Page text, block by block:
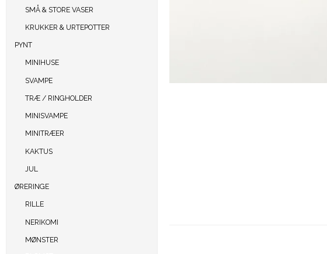
SMÅ & STORE VASER
KRUKKER & URTEPOTTER
PYNT
MINIHUSE
SVAMPE
TRÆ / RINGHOLDER
MINISVAMPE
MINITRÆER
KAKTUS
JUL
ØRERINGE
RILLE
NERIKOMI
MØNSTER